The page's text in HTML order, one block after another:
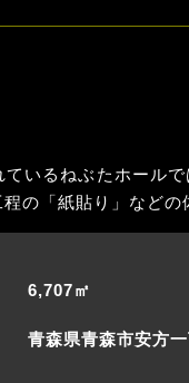
いるねぶたホール
の「紙貼り」などの
6,707㎡
青森県青森市安方